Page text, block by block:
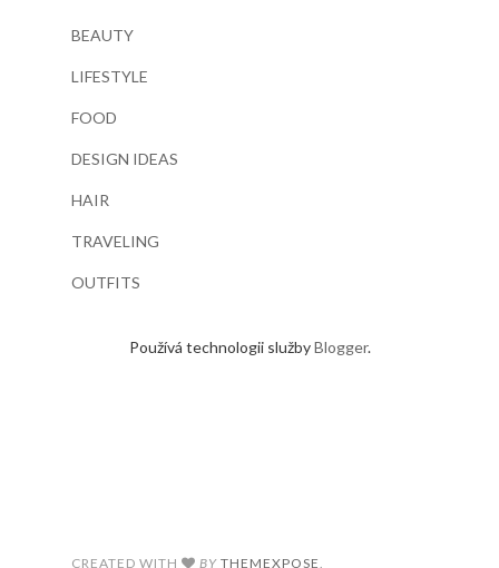
BEAUTY
LIFESTYLE
FOOD
DESIGN IDEAS
HAIR
TRAVELING
OUTFITS
Používá technologii službyBlogger.
CREATED WITH BY THEMEXPOSE